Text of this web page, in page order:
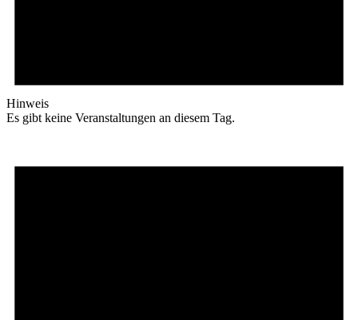
Hinweis
Es gibt keine Veranstaltungen an diesem Tag.